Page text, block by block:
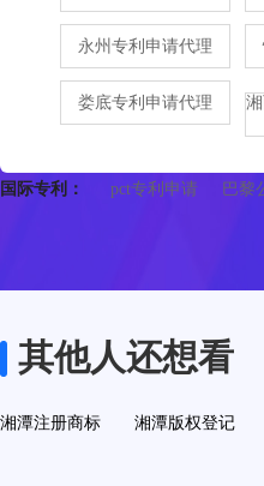
永州专利申请代理
娄底专利申请代理
国际专利： pct专利申请 巴黎
其他人还想看
湘潭注册商标 湘潭版权登记